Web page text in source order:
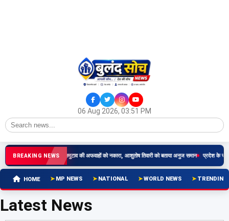
06 Aug 2026, 03:51 PM
BREAKING NEWS
के बाद डॉ. नरोत्तम मिश्रा ने मनमुटाव की अफवाहों को नकारा, आशुतोष तिवारी को बताया अनुज समान प्रदेश के
HOME MP NEWS NATIONAL WORLD NEWS TRENDING
Latest News